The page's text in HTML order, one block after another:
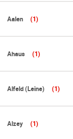
Aalen (1)
Ahaus (1)
Alfeld (Leine) (1)
Alzey (1)